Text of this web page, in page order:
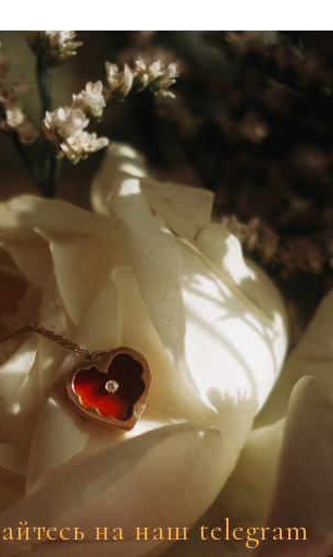
на наш telegram